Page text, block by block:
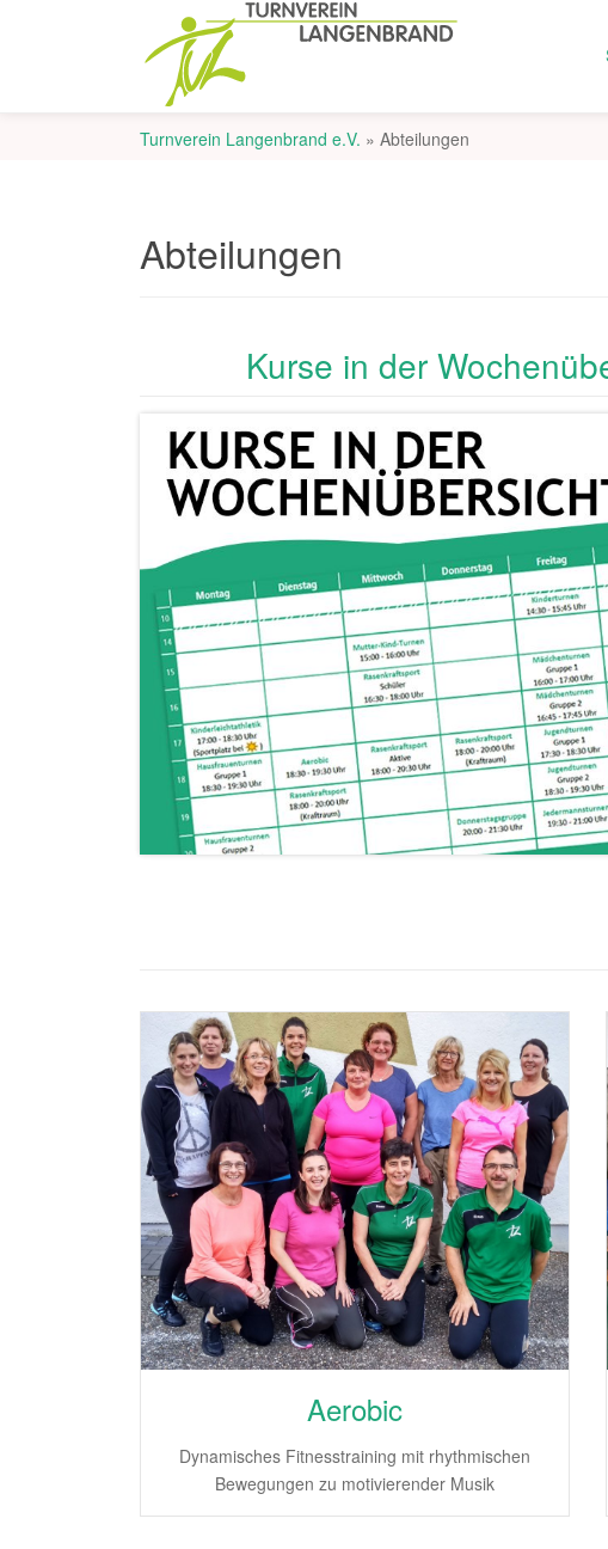
Turnverein Langenbrand e.V. » Abteilungen
Abteilungen
Kurse in der
Aerobic
Dynamisches Fitnesstraining mit rhythmischen
Bewegungen zu motivierender Musik